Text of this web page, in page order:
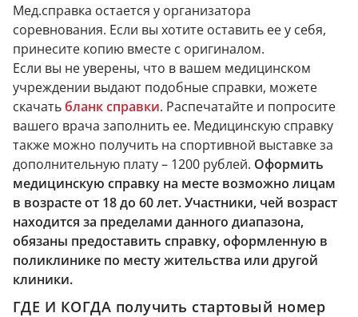
Мед.справка остается у организатора
соревнования. Если вы хотите оставить ее у себя,
принесите копию вместе с оригиналом.
Если вы не уверены, что в вашем медицинском
учреждении выдают подобные справки, можете
скачатьбланк справки. Распечатайте и попросите
вашего врача заполнить ее. Медицинскую справку
также можно получить на спортивной выставке за
дополнительную плату – 1200 рублей. Оформить
медицинскую справку на месте возможно лицам
в возрасте от 18 до 60 лет. Участники, чей возраст
находится за пределами данного диапазона,
обязаны предоставить справку, оформленную в
поликлинике по месту жительства или другой
клиники.
ГДЕ И КОГДА получить стартовый номер